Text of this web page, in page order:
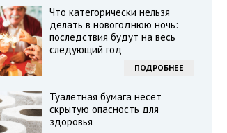
Что категорически нельзя
делать в новогоднюю ночь:
последствия будут на весь
следующий год
ПОДРОБНЕЕ
Туалетная бумага несет
скрытую опасность для
здоровья